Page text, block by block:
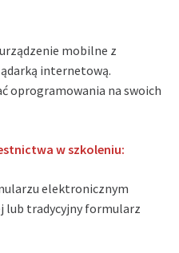
mobilne z
internetową.
oprogramowania na swoich
w szkoleniu:
elektronicznym
lub tradycyjny formularz